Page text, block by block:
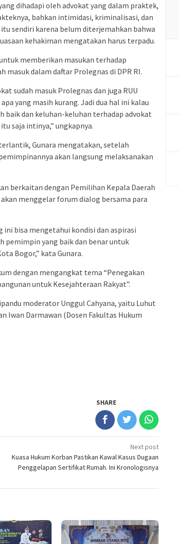
dihadapi oleh advokat yang dalam praktek,
bahkan intimidasi, kriminalisasi, dan
sendiri karena belum diterjemahkan bahwa
kehakiman mengatakan harus terpadu.
memberikan masukan terhadap
masuk dalam daftar Prolegnas di DPR RI.
sudah masuk Prolegnas dan juga RUU
yang masih kurang. Jadi dua hal ini kalau
baik dan keluhan-keluhan terhadap advokat
saja intinya,” ungkapnya.
Gunara mengatakan, setelah
akan langsung melaksanakan
berkaitan dengan Pemilihan Kepala Daerah
menggelar forum dialog bersama para
bisa mengetahui kondisi dan aspirasi
pemimpin yang baik dan benar untuk
Bogor,” kata Gunara.
dengan mengangkat tema “Penegakan
untuk Kesejahteraan Rakyat”.
moderator Unggul Cahyana, yaitu Luhut
Iwan Darmawan (Dosen Fakultas Hukum
SHARE
Next post
Kuasa Hukum Korban Pastikan Kawal Kasus Dugaan
Penggelapan Sertifikat Rumah. Ini Kronologisnya